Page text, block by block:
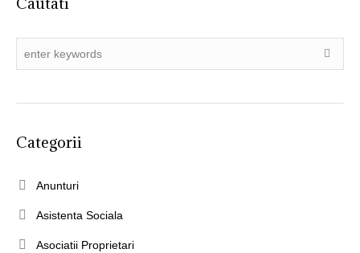
Categorii
Anunturi
Asistenta Sociala
Asociatii Proprietari